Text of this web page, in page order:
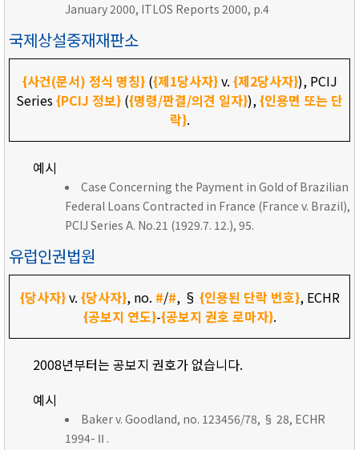
January 2000, ITLOS Reports 2000, p.4
국제상설중재재판소
{사건(문서) 정식 명칭}({제1당사자}v. {제2당사자}), PCIJ
Series{PCIJ 정보} ({명령/판결/의견 일자}),{인용면 또는 단
락}.
예시
Case Concerning the Payment in Gold of Brazilian
Federal Loans Contracted in France (France v. Brazil),
PCIJ Series A. No.21 (1929.7. 12.), 95.
유럽인권법원
{당사자}v. {당사자}, no. #/#, § {인용된 단락 번호}, ECHR
{공보지 연도}-{공보지 권호 로마자}.
2008년부터는 공보지 권호가 없습니다.
예시
Baker v. Goodland, no. 123456/78, § 28, ECHR
1994-Ⅱ.